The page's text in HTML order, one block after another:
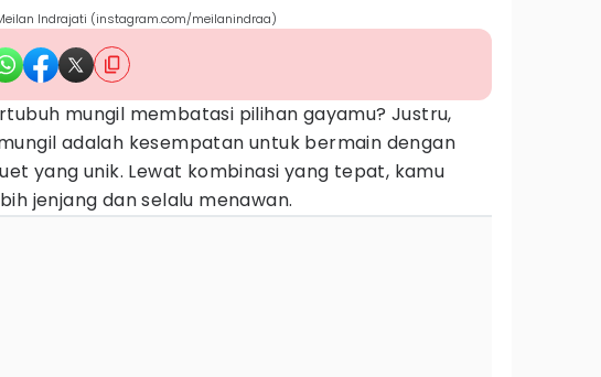
Indrajati (instagram.com/meilanindraa)
mungil membatasi pilihan gayamu? Justru,
adalah kesempatan untuk bermain dengan
yang unik. Lewat kombinasi yang tepat, kamu
jenjang dan selalu menawan.